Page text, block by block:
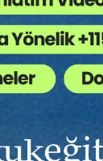
ancak
bahisle bu
Hayat
Ticaret,